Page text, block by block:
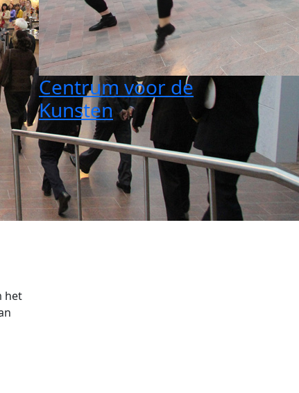
het
Centrum voor de
Kunsten